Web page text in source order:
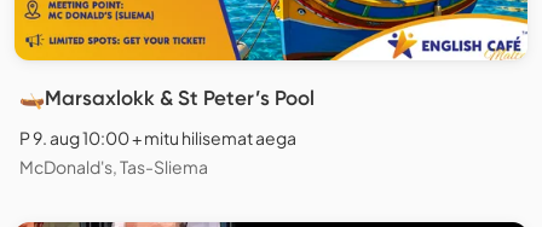
🛶Marsaxlokk & St Peter’s Pool
P 9. aug 10:00 + mitu hilisemat aega
McDonald's, Tas-Sliema